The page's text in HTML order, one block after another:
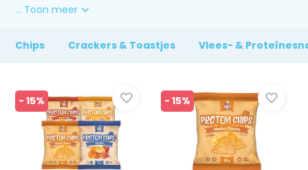
... Toon meer
Chips Crackers & Toastjes Vlees- &
- 15% - 15%